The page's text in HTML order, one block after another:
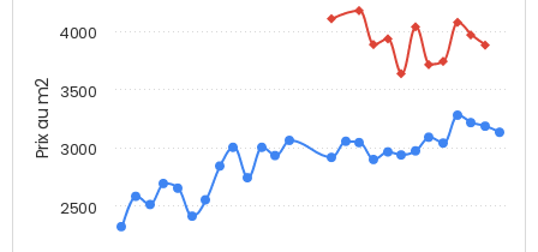
Prix au m2
2500
3000
3500
4000